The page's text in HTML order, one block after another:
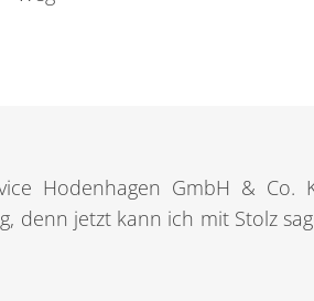
Hodenhagen GmbH & Co.
denn jetzt kann ich mit Stolz